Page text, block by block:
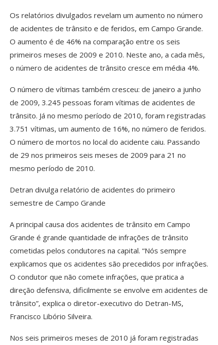
Os relatórios divulgados revelam um aumento no número
de acidentes de trânsito e de feridos, em Campo Grande.
O aumento é de 46% na comparação entre os seis
primeiros meses de 2009 e 2010. Neste ano, a cada mês,
o número de acidentes de trânsito cresce em média 4%.
O número de vítimas também cresceu: de janeiro a junho
de 2009, 3.245 pessoas foram vítimas de acidentes de
trânsito. Já no mesmo período de 2010, foram registradas
3.751 vítimas, um aumento de 16%, no número de feridos.
O número de mortos no local do acidente caiu. Passando
de 29 nos primeiros seis meses de 2009 para 21 no
mesmo período de 2010.
Detran divulga relatório de acidentes do primeiro
semestre de Campo Grande
A principal causa dos acidentes de trânsito em Campo
Grande é grande quantidade de infrações de trânsito
cometidas pelos condutores na capital. “Nós sempre
explicamos que os acidentes são precedidos por infrações.
O condutor que não comete infrações, que pratica a
direção defensiva, dificilmente se envolve em acidentes de
trânsito”, explica o diretor-executivo do Detran-MS,
Francisco Libório Silveira.
Nos seis primeiros meses de 2010 já foram registradas